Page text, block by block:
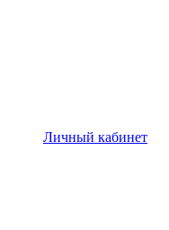
Личный кабинет